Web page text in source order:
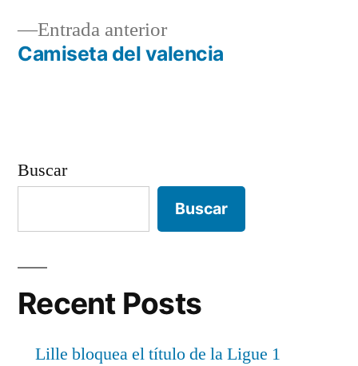
entradas
Entrada anteriorEntrada
anterior:
Camiseta del valencia
Buscar
Buscar
Recent Posts
Lille bloquea el título de la Ligue 1